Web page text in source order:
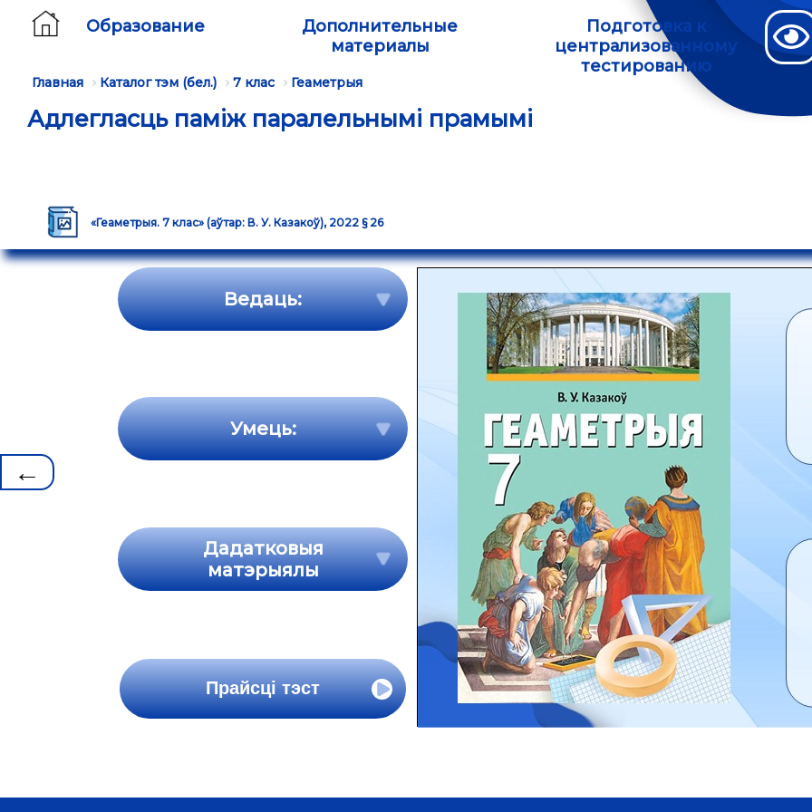
Образование
Дополнительные
материалы
Подготовка к
централизованному
тестированию
Главная Каталог тэм (бел.) 7 клас Геаметрыя
Адлегласць паміж паралельнымі прамымі
«Геаметрыя. 7 клас» (аўтар: В. У. Казакоў), 2022 § 26
←
Ведаць:
Умець:
Дадатковыя
матэрыялы
Прайсці тэст